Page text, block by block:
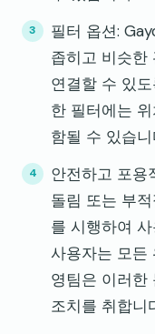
필터 옵션:
좁히고 비슷한
연결할 수 있
한 필터에는
함될 수 있습니
안전하고 포용
돌림 또는 부
를 시행하여
사용자는 모든
영팀은 이러한
조치를 취합니